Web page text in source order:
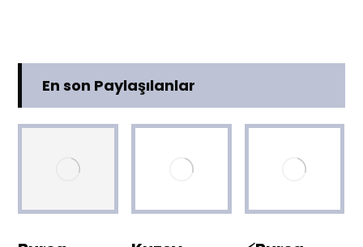
En son Paylaşılanlar